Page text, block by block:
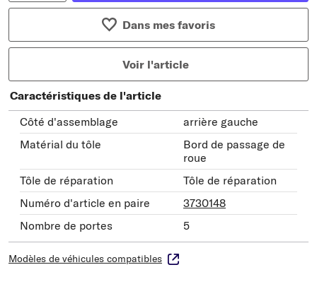
Dans mes favoris
Voir l'article
Caractéristiques de l'article
Côté d'assemblage
arrière gauche
Matérial du tôle
Bord de passage de
roue
Tôle de réparation
Tôle de réparation
Numéro d'article en paire
3730148
Nombre de portes
5
Modèles de véhicules compatibles